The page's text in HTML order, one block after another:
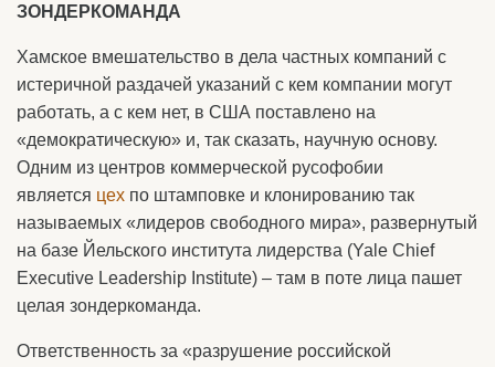
ЗОНДЕРКОМАНДА
Хамское вмешательство в дела частных компаний с
истеричной раздачей указаний с кем компании могут
работать, а с кем нет, в США поставлено на
«демократическую» и, так сказать, научную основу.
Одним из центров коммерческой русофобии
является цех по штамповке и клонированию так
называемых «лидеров свободного мира», развернутый
на базе Йельского института лидерства (Yale Chief
Executive Leadership Institute) – там в поте лица пашет
целая зондеркоманда.
Ответственность за «разрушение российской